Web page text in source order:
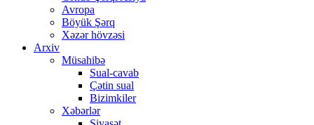
Avropa
Böyük Şərq
Xəzər hövzəsi
Arxiv
Müsahibə
Sual-cavab
Çətin sual
Bizimkiler
Xəbərlər